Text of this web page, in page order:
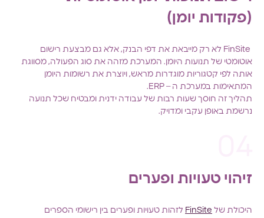
(פקודות יומן)
FinSite לא רק מייבאת את דפי הבנק, אלא גם מבצעת רישום
אוטומטי של תנועות היומן. המערכת מזהה את סוג הפעולה, מסווגת
אותה לפי קטגוריות מוגדרות מראש, ויוצרת את רשומות היומן
המתאימות במערכת ה – ERP.
תהליך זה חוסך שעות רבות של עבודה ידנית ומבטיח שכל תנועה
נרשמת באופן עקבי ומדויק.
זיהוי טעויות ופערים
היכולת של FinSite לזהות טעויות ופערים בין רישומי הספרים